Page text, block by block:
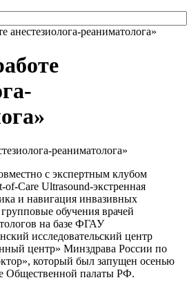
анестезиолога-реаниматолога»
с экспертным клубом
Care Ultrasound-экстренная
и навигация инвазивных
обучения врачей
на базе ФГАУ
исследовательский центр
центр» Минздрава России по
который был запущен осенью
Общественной палаты РФ.